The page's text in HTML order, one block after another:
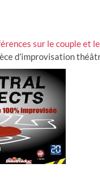
sur le couple et
d’improvisation